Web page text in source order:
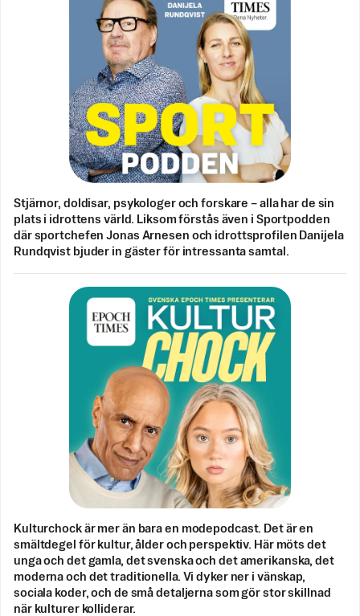
Stjärnor, doldisar, psykologer och forskare – alla har de sin
plats i idrottens värld. Liksom förstås även i Sportpodden
där sportchefen Jonas Arnesen och idrottsprofilen Danijela
Rundqvist bjuder in gäster för intressanta samtal.
Kulturchock är mer än bara en modepodcast. Det är en
smältdegel för kultur, ålder och perspektiv. Här möts det
unga och det gamla, det svenska och det amerikanska, det
moderna och det traditionella. Vi dyker ner i vänskap,
sociala koder, och de små detaljerna som gör stor skillnad
när kulturer kolliderar.